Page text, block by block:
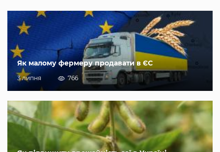
Як малому фермеру продавати в ЄС
3 липня 766